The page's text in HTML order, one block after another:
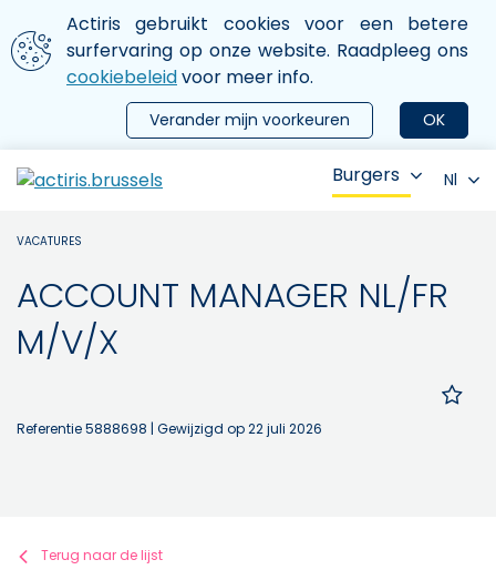
Aller au contenu principal
We gebruiken cookies
Actiris gebruikt cookies voor een betere
surfervaring op onze website. Raadpleeg ons
cookiebeleidvoor meer info.
OK
Verander mijn voorkeuren
le menu
Burgers Nl
VACATURES
ACCOUNT MANAGER NL/FR
M/V/X
Referentie 5888698 | Gewijzigd op 22 juli 2026
Terug naar de lijst